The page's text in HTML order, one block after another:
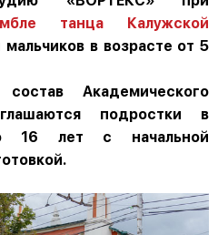
танца Калужской
в возрасте от 5
Академического
подростки в
16 лет с начальной